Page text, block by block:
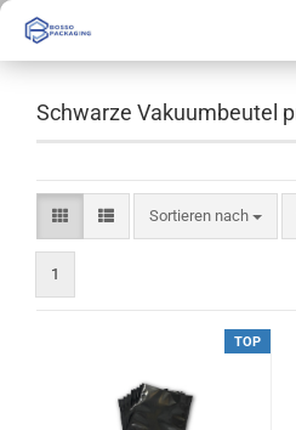
Schwarze Vakuumbeutel
Sortieren nach
Sortieren nach
1
TOP